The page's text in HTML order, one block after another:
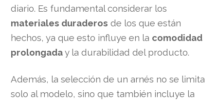
diario. Es fundamental considerar los
materiales duraderos de los que están
hechos, ya que esto influye en la comodidad
prolongaday la durabilidad del producto.
Además, la selección de un arnés no se limita
solo al modelo, sino que también incluye la